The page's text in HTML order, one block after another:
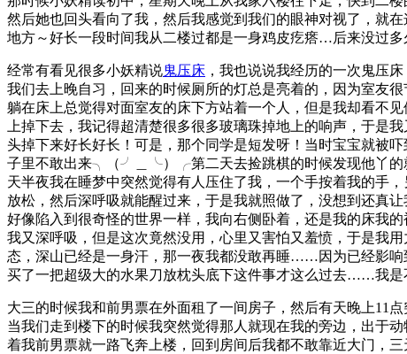
然后她也回头看向了我，然后我感觉到我们的眼神对视了，就
地方～好长一段时间我从二楼过都是一身鸡皮疙瘩…后来没过多
经常有看见很多小妖精说鬼压床 ，我也说说我经历的一次鬼压
我们去上晚自习，回来的时候厕所的灯总是亮着的，因为室友
躺在床上总觉得对面室友的床下方站着一个人，但是我却看不
上掉下去，我记得超清楚很多很多玻璃珠掉地上的响声，于是
头掉下来好长好长！可是，那个同学是短发呀！当时宝宝就被
子里不敢出来╮（╯＿╰）╭第二天去捡跳棋的时候发现他丫的
天半夜我在睡梦中突然觉得有人压住了我，一个手按着我的手
放松，然后深呼吸就能醒过来，于是我就照做了，没想到还真
好像陷入到很奇怪的世界一样，我向右侧卧着，还是我的床我
我又深呼吸，但是这次竟然没用，心里又害怕又羞愤，于是我
态，深山已经是一身汗，那一夜我都没敢再睡……因为已经影
买了一把超级大的水果刀放枕头底下这件事才这么过去……我是
大三的时候我和前男票在外面租了一间房子，然后有天晚上11
当我们走到楼下的时候我突然觉得那人就现在我的旁边，出于
着我前男票就一路飞奔上楼，回到房间后我都不敢靠近大门，